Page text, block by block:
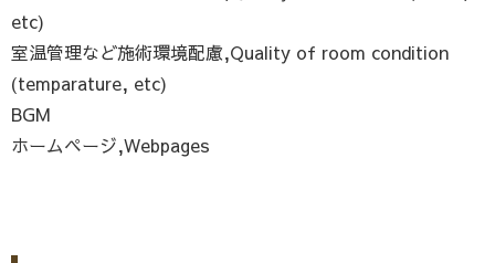
etc)
室温管理など施術環境配慮,Quality of room condition
(temparature, etc)
BGM
ホームページ,Webpages